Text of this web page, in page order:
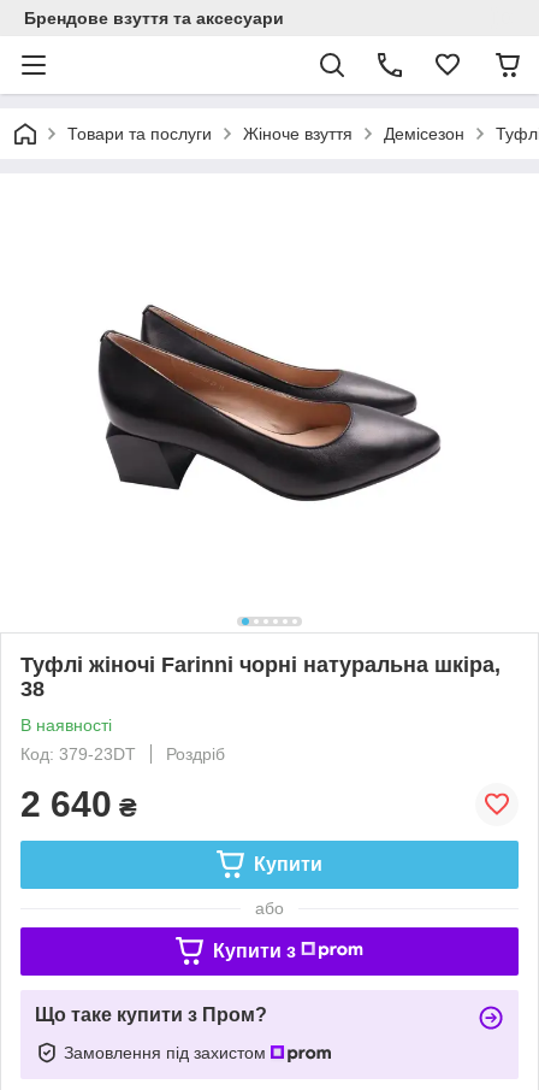
Брендове взуття та аксесуари
Товари та послуги Жіноче взуття Демісезон
Туфлі жіночі Farinni чорні натуральна шкіра,
38
В наявності
Код: 379-23DT
Роздріб
2 640 ₴
Купити
або
Купити з
Що таке купити з Пром?
Замовлення під захистом